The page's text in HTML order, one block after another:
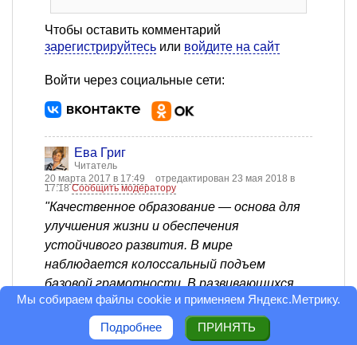
Чтобы оставить комментарий
зарегистрируйтесь или войдите на сайт
Войти через социальные сети:
Ева Григ
Читатель
20 марта 2017 в 17:49
отредактирован 23 мая 2018 в
17:18Сообщить модератору
"Качественное образование — основа для
улучшения жизни и обеспечения
устойчивого развития. В мире
наблюдается колоссальный подъем
базовой грамотности. В развивающихся
странах начальным образованием
охвачены 91% детей. Но лишь немногие
страны добились равных условий для
Мы собираем файлы cookie и применяем Яндекс.Метрику.
Подробнее ПРИНЯТЬ